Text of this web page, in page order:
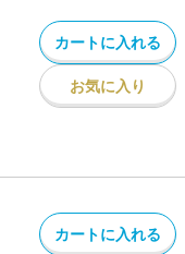
カートに入れる
お気に入り
カートに入れる